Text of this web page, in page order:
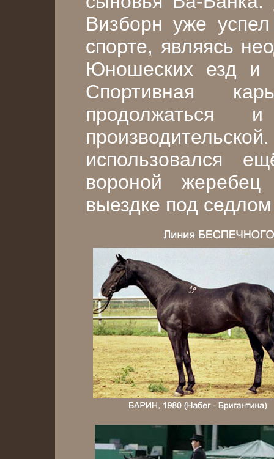
Визборн уже
спорте, являясь
Юношеских езд и
Спортивная
использовался
вороной
выездке под